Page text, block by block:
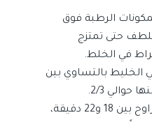
الرطبة فوق
حتى تمتزج
في الخلط.
بالتساوي بين
حوالي 2/3.
اخبزيها في الفرن لمدة تتراوح بين 18 و22 دقيقة،